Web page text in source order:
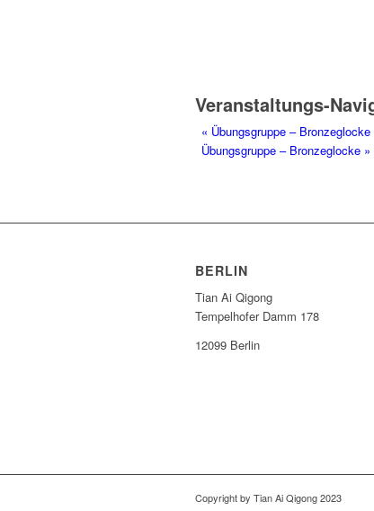
Veranstaltungs-
« Übungsgruppe – Bronzeglocke
Übungsgruppe – Bronzeglocke »
BERLIN
Tian Ai Qigong
Tempelhofer Damm 178
12099 Berlin
Copyright by Tian Ai Qigong 2023